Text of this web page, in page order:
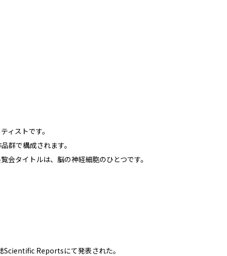
ィストです。
群で構成されます。
会タイトルは、脳の神経細胞のひとつです。
Scientific Reportsにて発表された。